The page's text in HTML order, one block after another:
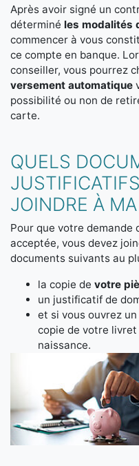
Après avoir signé un
déterminé les modalités
commencer à vous
ce compte en banque.
conseiller, vous pourrez
versement automatique
possibilité ou non de
carte.
QUELS
JOINDRE À
Pour que votre demande
acceptée, vous devez
documents suivants au
la copie de votre
un justificatif de
et si vous ouvrez
copie de votre
naissance.